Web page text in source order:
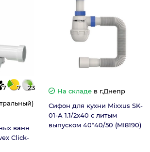
7 7
23
ванн
Click-
На складе в г.Днепр
Сифон для кухни Mixxus SK-
01-A 1.1/2x40 с литым
выпуском 40*40/50 (MI8190)